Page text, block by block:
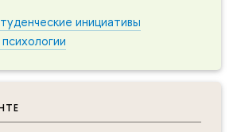
инициативы